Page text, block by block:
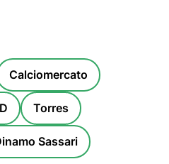
Calciomercato
Torres
Sassari